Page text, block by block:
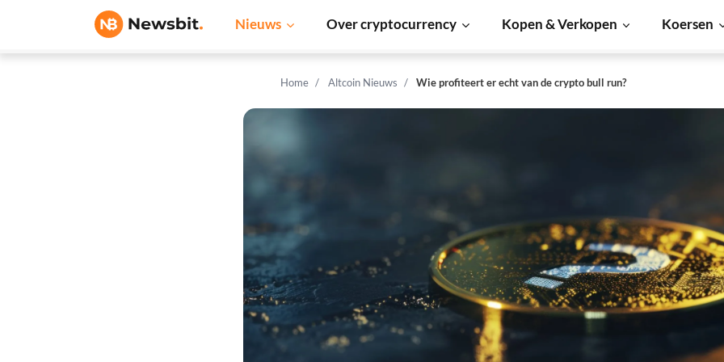
Nieuws Over cryptocurrency Kopen & Verkopen Koersen
Home Altcoin Nieuws Wie profiteert er echt van de crypto bull run?